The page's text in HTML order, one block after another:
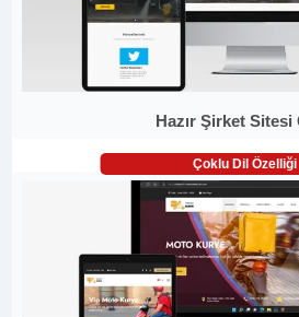
Hazır Şirket Sitesi
Çoklu Dil Özelliği